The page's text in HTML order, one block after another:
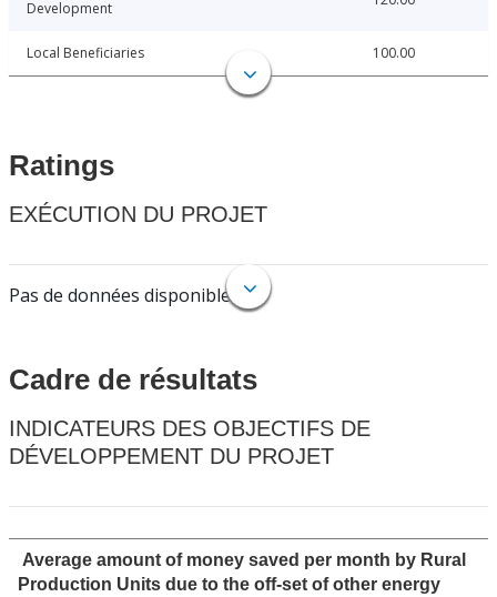
Development
Local Beneficiaries 100.00
Ratings
EXÉCUTION DU PROJET
Pas de données disponibles.
Cadre de résultats
INDICATEURS DES OBJECTIFS DE
DÉVELOPPEMENT DU PROJET
Average amount of money saved per month by Rural
Production Units due to the off-set of other energy